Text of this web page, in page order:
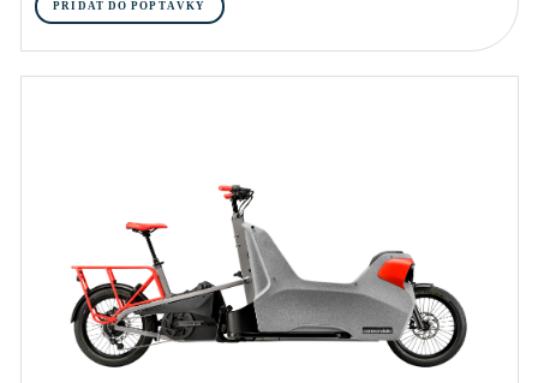
PŘIDAT DO POPTÁVKY